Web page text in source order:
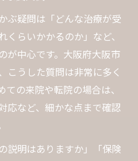
者で確認必須項目
のコミュニケーション
対話のポイント
ミュニケーション術
医者の選び方
明で不安を和らげる
ぶ疑問は「どんな治療が受
らいかかるのか」など、
が中心です。大阪府大阪市
こうした質問は非常に多く
の来院や転院の場合は、
応など、細かな点まで確認
説明はありますか」「保険